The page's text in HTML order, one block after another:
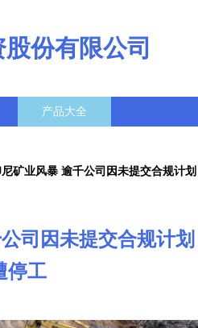
份有限公司
产品大全
尼矿业风暴 逾千公司因未提交合规计划
司因未提交合规计划
停工